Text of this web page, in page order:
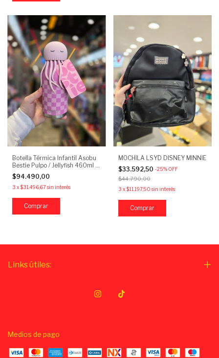
Botella Térmica Infantil Asobu
Bestie Pulpo / Jellyfish 460ml -
Acero Inoxidable
$94.490,00
3 x$31.496,67sin interés
MOCHILA LSYD DISNEY MINNIE
$33.592,50 -25% OFF
$44.790,00
3 x$11.197,50 sin interés
Links útiles:
Medios de pago